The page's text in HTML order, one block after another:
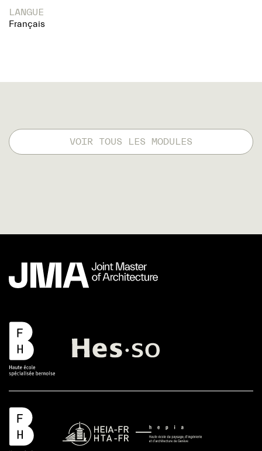
LANGUE
Français
VOIR TOUS LES MODULES